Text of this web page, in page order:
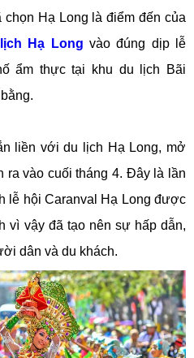
Hạ Long là điểm đến của
Hạ Long vào đúng dịp lễ
ẩm thực tại khu du lịch Bãi
liền với du lịch Hạ Long, mở
ra vào cuối tháng 4. Đây là lần
lễ hội Caranval Hạ Long được
vì vậy đã tạo nên sự hấp dẫn,
dân và du khách.